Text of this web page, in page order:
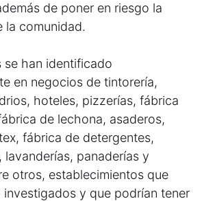
de poner en riesgo la
la comunidad.
se han identificado
en negocios de tintorería,
hoteles, pizzerías, fábrica
de lechona, asaderos,
fábrica de detergentes,
lavanderías, panaderías y
otros, establecimientos que
investigados y que podrían tener